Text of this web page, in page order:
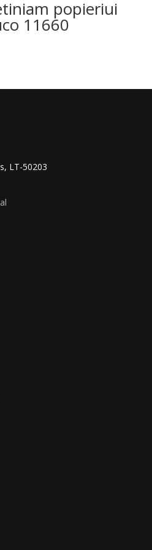
popieriui
11660
LT-50203